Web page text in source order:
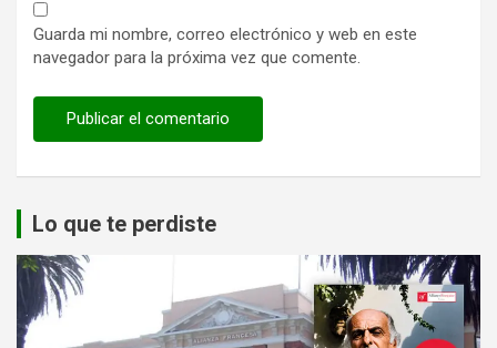
Guarda mi nombre, correo electrónico y web en este
navegador para la próxima vez que comente.
Lo que te perdiste